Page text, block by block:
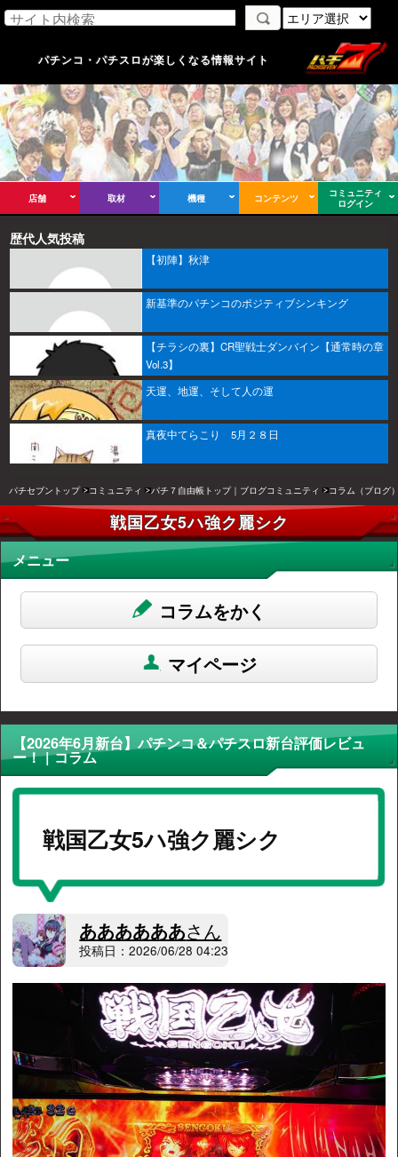
パチンコ・パチスロが楽しくなる情報サイト
店舗 取材 機種 コンテンツ
コミュニティ
ログイン
歴代人気投稿
【初陣】秋津
新基準のパチンコのポジティブシンキング
【チラシの裏】CR聖戦士ダンバイン【通常時の章
Vol.3】
天運、地運、そして人の運
真夜中てらこり 5月２８日
パチセブントップ コミュニティ パチ７自由帳トップ｜ブログコミュニティ コラム（ブログ
戦国乙女5ハ強ク麗シク
メニュー
コラムをかく
マイページ
【2026年6月新台】パチンコ＆パチスロ新台評価レビュ
ー！ | コラム
戦国乙女5ハ強ク麗シク
ああああああさん
投稿日：2026/06/28 04:23